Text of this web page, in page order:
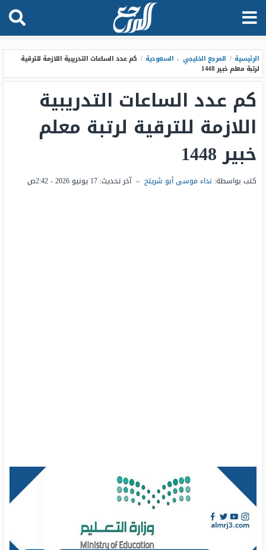
الرئيسية / المرجع الخليجي ، السعودية / كم عدد الساعات التدريبية اللازمة للترقية
لرتبة معلم خبير 1448
كم عدد الساعات التدريبية
اللازمة للترقية لرتبة معلم
خبير 1448
كتب بواسطة: نداء موسى أبو شريتح – آخر تحديث: 17 يونيو 2026 - 2:42ص